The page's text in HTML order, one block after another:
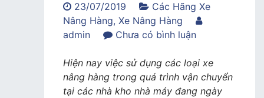
23/07/2019
Các Hãng Xe
Nâng Hàng, Xe Nâng Hàng
admin
Chưa có bình luậntrong
tin
về
xe
Hiện nay việc sử dụng các loại xe
nâng hàng trong quá trình vận chuyển
tại các nhà kho nhà máy đang ngày